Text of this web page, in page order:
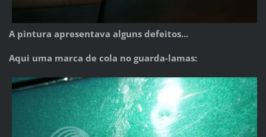
A pintura apresentava alguns defeitos...
Aqui uma marca de cola no guarda-lamas: